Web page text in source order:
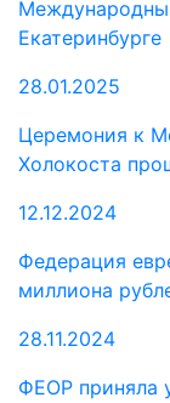
Екатеринбурге
28.01.2025
Церемония к
Холокоста
12.12.2024
Федерация
миллиона
28.11.2024
ФЕОР приняла